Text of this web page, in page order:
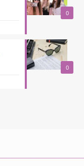
0
0